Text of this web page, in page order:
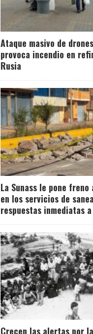
Ataque masivo de
provoca incendio en
Rusia
La Sunass le pone
en los servicios de
respuestas inmediatas
Crecen las alertas por